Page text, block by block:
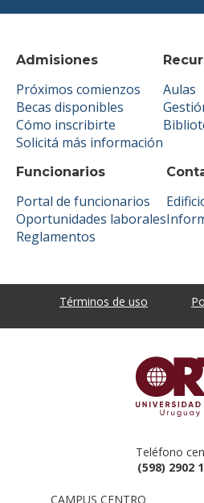
Admisiones
Próximos comienzos
Becas disponibles
Cómo inscribirte
Solicitá más información
Aulas
Funcionarios
Portal de funcionarios
Oportunidades laborales
Reglamentos
Términos de uso
Teléfono
(598) 2902
CAMPUS CENTRO